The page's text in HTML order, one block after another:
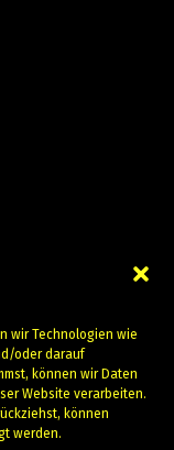
wir Technologien wie
oder darauf
können wir Daten
Website verarbeiten.
können
werden.